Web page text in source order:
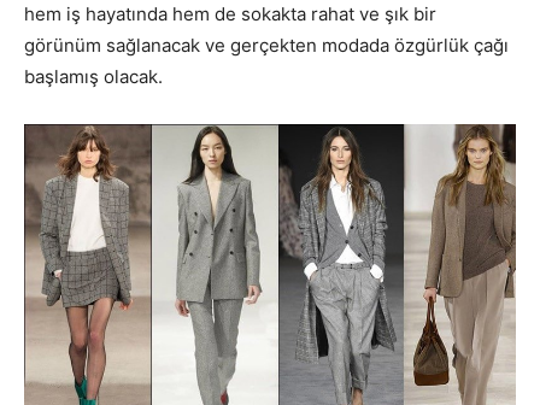
hem iş hayatında hem de sokakta rahat ve şık bir
görünüm sağlanacak ve gerçekten modada özgürlük çağı
başlamış olacak.